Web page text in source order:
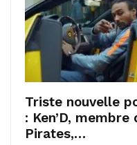
Triste nouvelle
: Ken’D,
Pirates,…